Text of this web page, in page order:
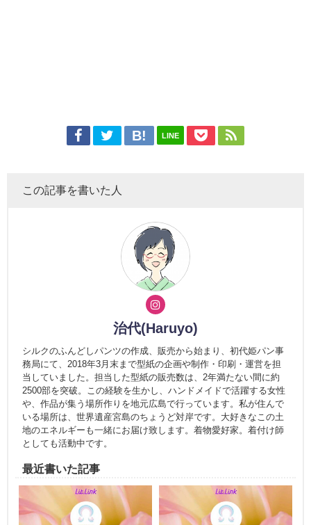
LINE
この記事を書いた人
治代(Haruyo)
シルクのふんどしパンツの作成、販売から始まり、初代姫パン事
務局にて、2018年3月末まで型紙の企画や制作・印刷・運営を担
当していました。担当した型紙の販売数は、2年満たない間に約
2500部を突破。この経験を生かし、ハンドメイドで活躍する女性
や、作品が集う場所作りを地元広島で行っています。私が住んで
いる場所は、世界遺産宮島のちょうど対岸です。大好きなこの土
地のエネルギーも一緒にお届け致します。着物愛好家。着付け師
としても活動中です。
最近書いた記事